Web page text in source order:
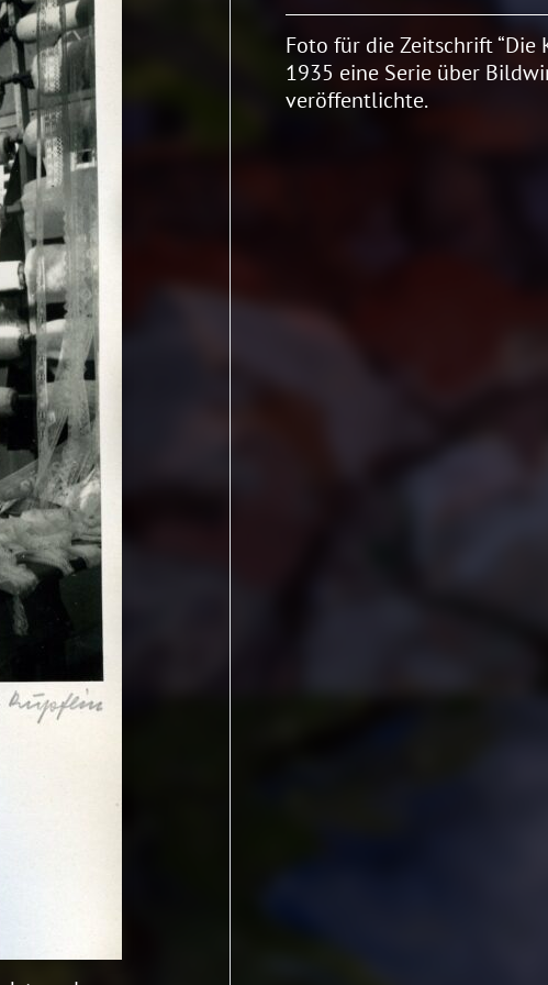
Foto für die Zeitschrift “Die
1935 eine Serie über
veröffentlichte.